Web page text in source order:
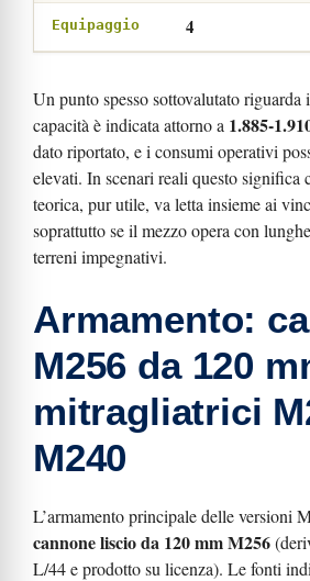
Equipaggio 4
Un punto spesso sottovalutato riguarda
capacità è indicata attorno a 1.885-
dato riportato, e i consumi operativi
elevati. In scenari reali questo significa
teorica, pur utile, va letta insieme ai
soprattutto se il mezzo opera con
terreni impegnativi.
Armamento:
M256 da 120
mitragliatrici
M240
L’armamento principale delle versioni
cannone liscio da 120 mmM256
L/44 e prodotto su licenza). Le fonti